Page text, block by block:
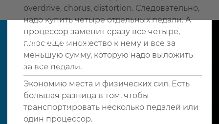
overdrive, chorus, distortion. Следовательно,
надо купить четыре отдельных педали. А
процессор заменит сразу все четыре,
плюс еще множество к нему и все за
меньшую сумму, которую надо выложить
за все педали.
Экономию места и физических сил. Есть
большая разница в том, чтобы
транспортировать несколько педалей или
один процессор.
Asia Sound
Asiasound© 2020-2026 – Все права защищены
Акции Сотрудничество
Доставка Оплата Отзывы Контакты